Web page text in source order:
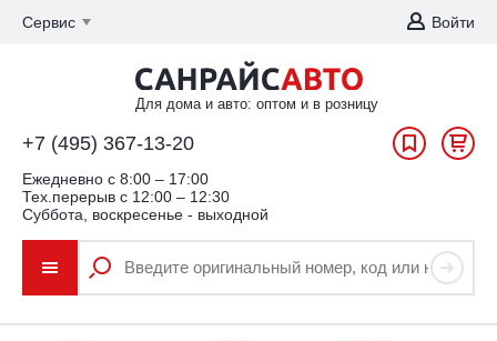
Сервис Войти
Для дома и авто: оптом и в розницу
+7 (495) 367-13-20
Ежедневно c 8:00 – 17:00
Тех.перерыв с 12:00 – 12:30
Суббота, воскресенье - выходной